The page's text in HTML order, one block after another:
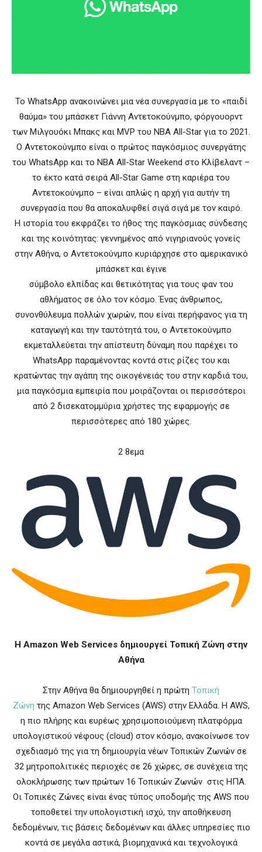
Το WhatsApp ανακοινώνει μια νέα συνεργασία με το «παιδί
θαύμα» του μπάσκετ Γιάννη Αντετοκούνμπο, φόργουορντ
των Μιλγουόκι Μπακς και MVP του NBA All-Star για το 2021.
Ο Αντετοκούνμπο είναι ο πρώτος παγκόσμιος συνεργάτης
του WhatsApp και το NBA All-Star Weekend στο Κλίβελαντ –
το έκτο κατά σειρά All-Star Game στη καριέρα του
Αντετοκούνμπο – είναι απλώς η αρχή για αυτήν τη
συνεργασία που θα αποκαλυφθεί σιγά σιγά με τον καιρό.
Η ιστορία του εκφράζει το ήθος της παγκόσμιας σύνδεσης
και της κοινότητας: γεννημένος από νιγηριανούς γονείς
στην Αθήνα, ο Αντετοκούνμπο κυριάρχησε στο αμερικανικό
μπάσκετ και έγινε
σύμβολο ελπίδας και θετικότητας για τους φαν του
αθλήματος σε όλο τον κόσμο. Ένας άνθρωπος,
συνονθύλευμα πολλών χωρών, που είναι περήφανος για τη
καταγωγή και την ταυτότητά του, ο Αντετοκούνμπο
εκμεταλλεύεται την απίστευτη δύναμη που παρέχει το
WhatsApp παραμένοντας κοντά στις ρίζες του και
κρατώντας την αγάπη της οικογένειάς του στην καρδιά του,
μια παγκόσμια εμπειρία που μοιράζονται οι περισσότεροι
από 2 δισεκατομμύρια χρήστες της εφαρμογής σε
περισσότερες από 180 χώρες.
2 8εμα
Η Amazon Web Services δημιουργεί Τοπική Ζώνη στην
Αθήνα
Στην Αθήνα θα δημιουργηθεί η πρώτη Τοπική
Ζώνη της Amazon Web Services (AWS) στην Ελλάδα. Η AWS,
η πιο πλήρης και ευρέως χρησιμοποιούμενη πλατφόρμα
υπολογιστικού νέφους (cloud) στον κόσμο, ανακοίνωσε τον
σχεδιασμό της για τη δημιουργία νέων Τοπικών Ζωνών σε
32 μητροπολιτικές περιοχές σε 26 χώρες, σε συνέχεια της
ολοκλήρωσης των πρώτων 16 Τοπικών Ζωνών στις ΗΠΑ.
Οι Τοπικές Ζώνες είναι ένας τύπος υποδομής της AWS που
τοποθετεί την υπολογιστική ισχύ, την αποθήκευση
δεδομένων, τις βάσεις δεδομένων και άλλες υπηρεσίες πιο
κοντά σε μεγάλα αστικά, βιομηχανικά και τεχνολογικά